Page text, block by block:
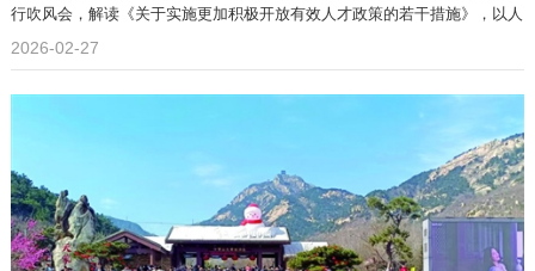
行吹风会，解读《关于实施更加积极开放有效人才政策的若干措施》，以人
才“引得进、育得准、留得住、用得好”为主线，对我省重点人才政策体系进
2026-02-27